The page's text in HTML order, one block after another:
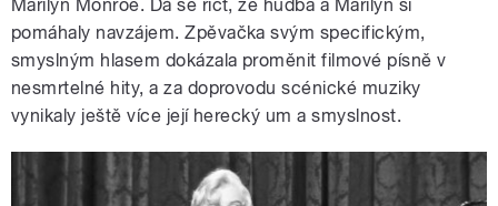
Marilyn Monroe. Dá se říct, že hudba a Marilyn si
pomáhaly navzájem. Zpěvačka svým specifickým,
smyslným hlasem dokázala proměnit filmové písně v
nesmrtelné hity, a za doprovodu scénické muziky
vynikaly ještě více její herecký um a smyslnost.